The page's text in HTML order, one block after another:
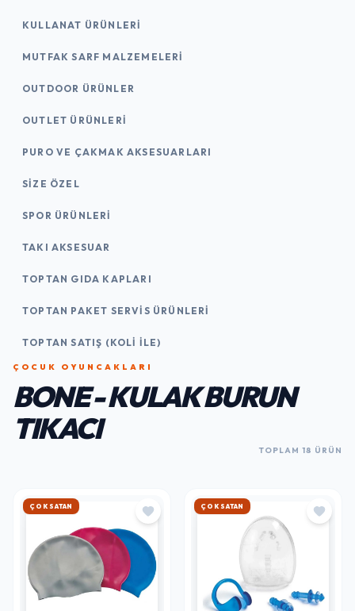
KULLANAT ÜRÜNLERI
MUTFAK SARF MALZEMELERI
OUTDOOR ÜRÜNLER
OUTLET ÜRÜNLERI
PURO VE ÇAKMAK AKSESUARLARI
SIZE ÖZEL
SPOR ÜRÜNLERI
TAKI AKSESUAR
TOPTAN GIDA KAPLARI
TOPTAN PAKET SERVIS ÜRÜNLERI
TOPTAN SATIŞ (KOLI İLE)
ÇOCUK OYUNCAKLARI
BONE - KULAK BURUN
TIKACI
TOPLAM 18 ÜRÜN
HIZLI KARGO HIZLI KARGO